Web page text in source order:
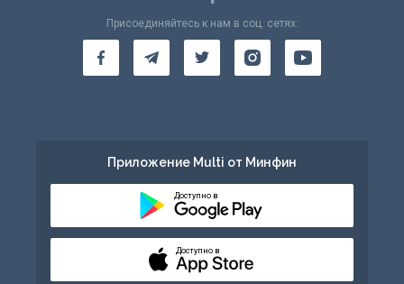
Присоединяйтесь к нам в соц. сетях:
Приложение Multi от Минфин
Доступно в
Доступно в